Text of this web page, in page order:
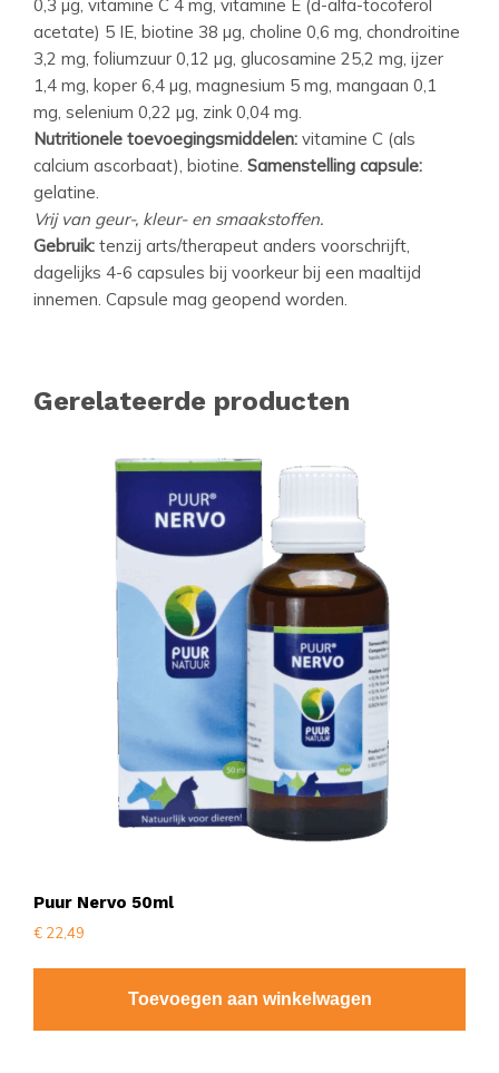
0,3 µg, vitamine C 4 mg, vitamine E (d-alfa-tocoferol
acetate) 5 IE, biotine 38 µg, choline 0,6 mg, chondroitine
3,2 mg, foliumzuur 0,12 µg, glucosamine 25,2 mg, ijzer
1,4 mg, koper 6,4 µg, magnesium 5 mg, mangaan 0,1
mg, selenium 0,22 µg, zink 0,04 mg.
Nutritionele toevoegingsmiddelen: vitamine C (als
calcium ascorbaat), biotine. Samenstelling capsule:
gelatine.
Vrij van geur-, kleur- en smaakstoffen.
Gebruik: tenzij arts/therapeut anders voorschrijft,
dagelijks 4-6 capsules bij voorkeur bij een maaltijd
innemen. Capsule mag geopend worden.
Gerelateerde producten
Puur Nervo 50ml
€ 22,49
Toevoegen aan winkelwagen